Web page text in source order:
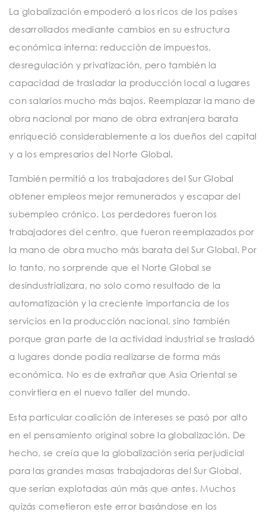
La globalización empoderó a los ricos de los países
desarrollados mediante cambios en su estructura
económica interna: reducción de impuestos,
desregulación y privatización, pero también la
capacidad de trasladar la producción local a lugares
con salarios mucho más bajos. Reemplazar la mano de
obra nacional por mano de obra extranjera barata
enriqueció considerablemente a los dueños del capital
y a los empresarios del Norte Global.
También permitió a los trabajadores del Sur Global
obtener empleos mejor remunerados y escapar del
subempleo crónico. Los perdedores fueron los
trabajadores del centro, que fueron reemplazados por
la mano de obra mucho más barata del Sur Global. Por
lo tanto, no sorprende que el Norte Global se
desindustrializara, no solo como resultado de la
automatización y la creciente importancia de los
servicios en la producción nacional, sino también
porque gran parte de la actividad industrial se trasladó
a lugares donde podía realizarse de forma más
económica. No es de extrañar que Asia Oriental se
convirtiera en el nuevo taller del mundo.
Esta particular coalición de intereses se pasó por alto
en el pensamiento original sobre la globalización. De
hecho, se creía que la globalización sería perjudicial
para las grandes masas trabajadoras del Sur Global,
que serían explotadas aún más que antes. Muchos
quizás cometieron este error basándose en los